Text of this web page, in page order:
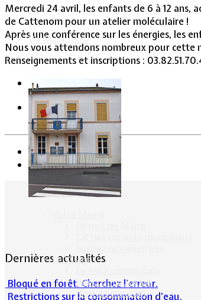
Vie Municipale
Le Village
Intercommunalité
Plan de situation
Mercredi 24 avril, les enfants de 6 à 12 ans,
de Cattenom pour un atelier moléculaire !
Après une conférence sur les énergies, les
Nous vous attendons nombreux pour cette
Renseignements et inscriptions :
Précédent
Suivant
Dernières actualités
Bloqué en forêt. Cherchez l’erreur.
Restrictions sur la consommation d'eau.